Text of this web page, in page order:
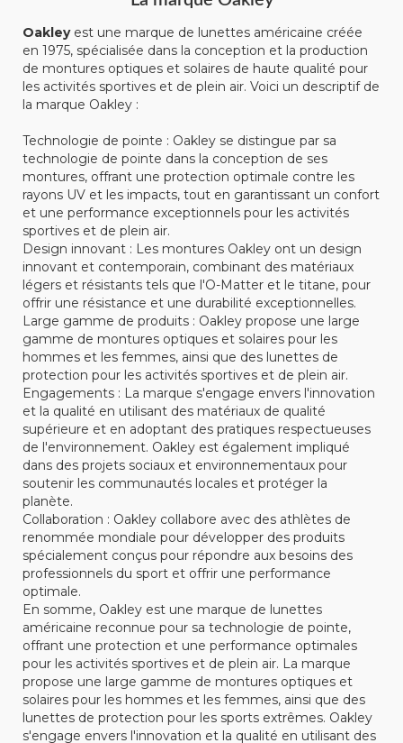
Oakleyest une marque de lunettes américaine créée
en 1975, spécialisée dans la conception et la production
de montures optiques et solaires de haute qualité pour
les activités sportives et de plein air. Voici un descriptif de
la marque Oakley :
Technologie de pointe : Oakley se distingue par sa
technologie de pointe dans la conception de ses
montures, offrant une protection optimale contre les
rayons UV et les impacts, tout en garantissant un confort
et une performance exceptionnels pour les activités
sportives et de plein air.
Design innovant : Les montures Oakley ont un design
innovant et contemporain, combinant des matériaux
légers et résistants tels que l'O-Matter et le titane, pour
offrir une résistance et une durabilité exceptionnelles.
Large gamme de produits : Oakley propose une large
gamme de montures optiques et solaires pour les
hommes et les femmes, ainsi que des lunettes de
protection pour les activités sportives et de plein air.
Engagements : La marque s'engage envers l'innovation
et la qualité en utilisant des matériaux de qualité
supérieure et en adoptant des pratiques respectueuses
de l'environnement. Oakley est également impliqué
dans des projets sociaux et environnementaux pour
soutenir les communautés locales et protéger la
planète.
Collaboration : Oakley collabore avec des athlètes de
renommée mondiale pour développer des produits
spécialement conçus pour répondre aux besoins des
professionnels du sport et offrir une performance
optimale.
En somme, Oakley est une marque de lunettes
américaine reconnue pour sa technologie de pointe,
offrant une protection et une performance optimales
pour les activités sportives et de plein air. La marque
propose une large gamme de montures optiques et
solaires pour les hommes et les femmes, ainsi que des
lunettes de protection pour les sports extrêmes. Oakley
s'engage envers l'innovation et la qualité en utilisant des